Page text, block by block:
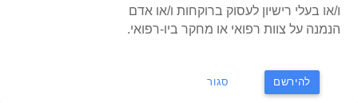
שנת פרסום ראשונה: 2021
העורקים בישראל
ו/או בעלי רישיון לעסוק ברוקחות ו/או אדם
הנמנה על צוות רפואי או מחקר ביו-רפואי.
להירשם סגור